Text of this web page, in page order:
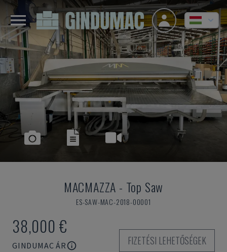
MACMAZZA - Top Saw
ES-SAW-MAC-2018-00001
38,000 €
GINDUMAC ÁR
FIZETÉSI LEHETŐSÉGEK